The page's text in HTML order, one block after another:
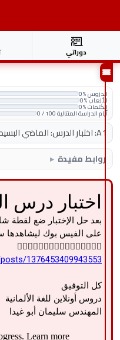
دوراتي
الدروس0%
الألعاب0%
الكلمات0%
أيام الدراسة المتتالية0 / 100
A1
:اختبار الدرس: الماضي
روابط مفيدة